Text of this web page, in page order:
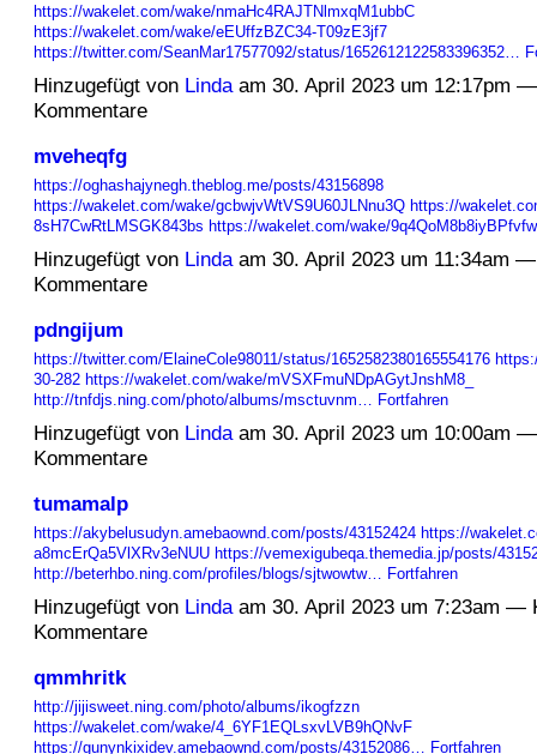
https://wakelet.com/wake/nmaHc4RAJTNlmxqM1ubbC
https://wakelet.com/wake/eEUffzBZC34-T09zE3jf7
https://twitter.com/SeanMar17577092/status/1652612122583396352…
Hinzugefügt von Lindaam 30. April 2023 um 12:17pm
Kommentare
mveheqfg
https://oghashajynegh.theblog.me/posts/43156898
https://wakelet.com/wake/gcbwjvWtVS9U60JLNnu3Q https://
8sH7CwRtLMSGK843bs https://wakelet.com/wake/
Hinzugefügt von Lindaam 30. April 2023 um 11:34am
Kommentare
pdngijum
https://twitter.com/ElaineCole98011/status/1652582380165554176
30-282 https://wakelet.com/wake/mVSXFmuNDpAGytJnshM8_
http://tnfdjs.ning.com/photo/albums/msctuvnm…
Fortfahren
Hinzugefügt von Lindaam 30. April 2023 um 10:00am
Kommentare
tumamalp
https://akybelusudyn.amebaownd.com/posts/43152424 https://
a8mcErQa5VlXRv3eNUU https://vemexigubeqa.themedia.jp/posts/
http://beterhbo.ning.com/profiles/blogs/sjtwowtw…
Fortfahren
Hinzugefügt von Lindaam 30. April 2023 um 7:23am —
Kommentare
qmmhritk
http://jijisweet.ning.com/photo/albums/ikogfzzn
https://wakelet.com/wake/4_6YF1EQLsxvLVB9hQNvF
https://gunynkixidev.amebaownd.com/posts/43152086…
Fortfahren